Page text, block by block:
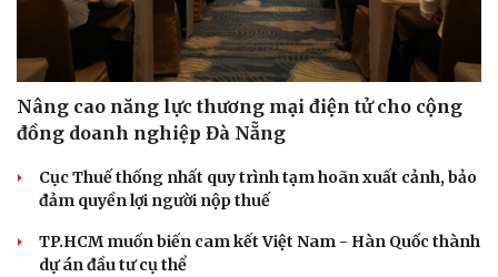
Nâng cao năng lực thương mại điện tử cho cộng
đồng doanh nghiệp Đà Nẵng
Cục Thuế thống nhất quy trình tạm hoãn xuất cảnh, bảo
đảm quyền lợi người nộp thuế
TP.HCM muốn biến cam kết Việt Nam - Hàn Quốc thành
dự án đầu tư cụ thể